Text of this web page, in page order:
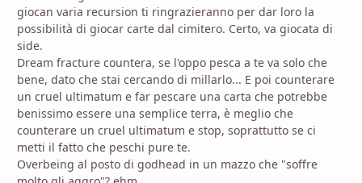
giocan varia recursion ti ringrazieranno per dar loro la
possibilità di giocar carte dal cimitero. Certo, va giocata di
side.
Dream fracture countera, se l'oppo pesca a te va solo che
bene, dato che stai cercando di millarlo... E poi counterare
un cruel ultimatum e far pescare una carta che potrebbe
benissimo essere una semplice terra, è meglio che
counterare un cruel ultimatum e stop, soprattutto se ci
metti il fatto che peschi pure te.
Overbeing al posto di godhead in un mazzo che "soffre